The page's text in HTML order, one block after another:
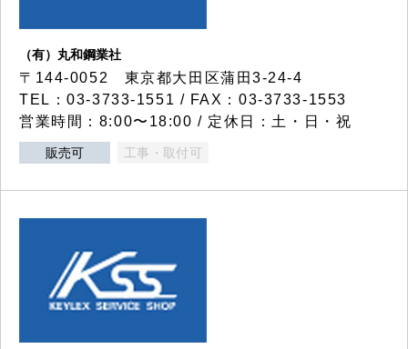
（有）丸和鋼業社
〒144-0052 東京都大田区蒲田3-24-4
TEL：03-3733-1551 / FAX：03-3733-1553
営業時間：8:00〜18:00 / 定休日：土・日・祝
販売可 工事・取付可